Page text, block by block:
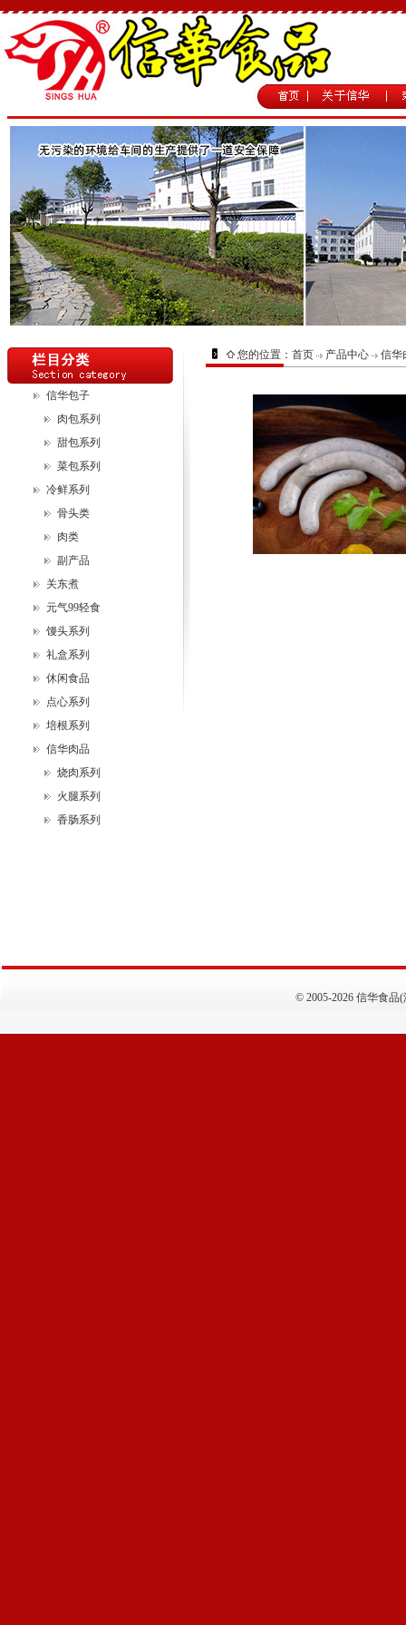
信华包子
肉包系列
甜包系列
菜包系列
冷鲜系列
骨头类
肉类
副产品
关东煮
元气99轻食
馒头系列
礼盒系列
休闲食品
点心系列
培根系列
信华肉品
烧肉系列
火腿系列
香肠系列
您的位置： 首页 产品中心 信华
©2005-2026 信华食品